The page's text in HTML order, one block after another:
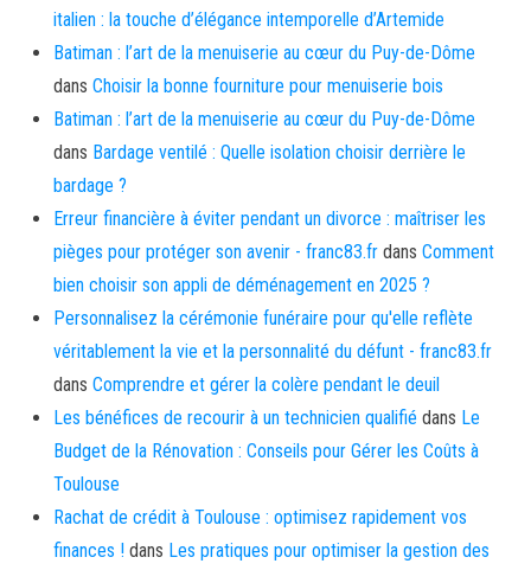
italien : la touche d’élégance intemporelle d’Artemide
Batiman : l’art de la menuiserie au cœur du Puy-de-Dôme
dans Choisir la bonne fourniture pour menuiserie bois
Batiman : l’art de la menuiserie au cœur du Puy-de-Dôme
dans Bardage ventilé : Quelle isolation choisir derrière le
bardage ?
Erreur financière à éviter pendant un divorce : maîtriser les
pièges pour protéger son avenir - franc83.fr dans Comment
bien choisir son appli de déménagement en 2025 ?
Personnalisez la cérémonie funéraire pour qu'elle reflète
véritablement la vie et la personnalité du défunt - franc83.fr
dans Comprendre et gérer la colère pendant le deuil
Les bénéfices de recourir à un technicien qualifié dans Le
Budget de la Rénovation : Conseils pour Gérer les Coûts à
Toulouse
Rachat de crédit à Toulouse : optimisez rapidement vos
finances ! dans Les pratiques pour optimiser la gestion des